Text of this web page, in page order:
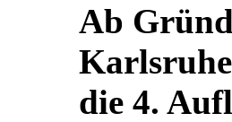
Ab
die 4.